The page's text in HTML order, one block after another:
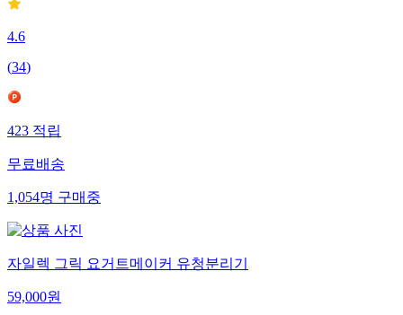
4.6
(34)
423적립
무료배송
1,054명구매중
자일렉 그릭 요거트메이커 유청분리기
59,000원